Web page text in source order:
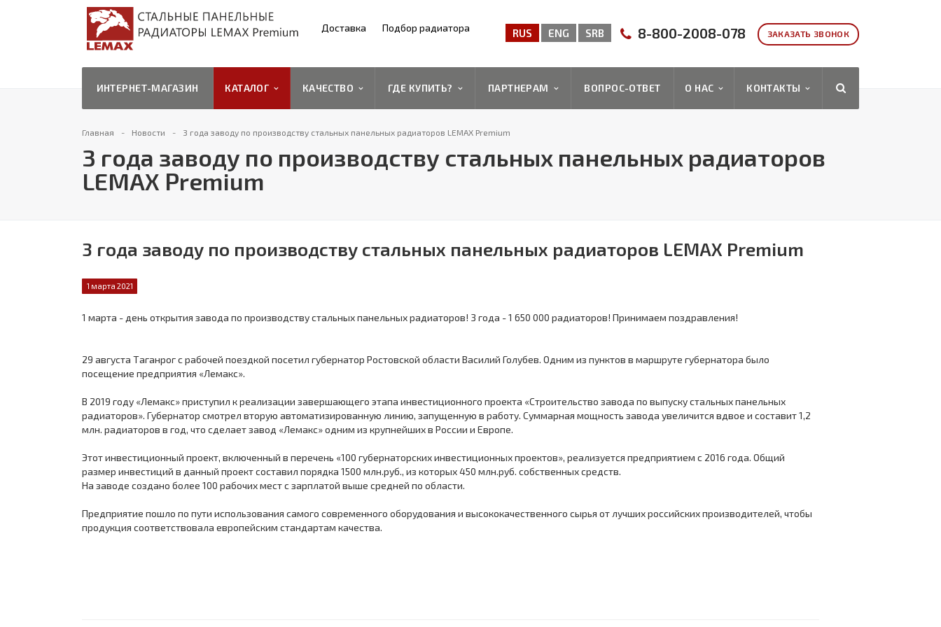
Доставка Подбор радиатора ЗАКАЗАТЬ ЗВОНОК
8-800-2008-078
RUS ENG SRB
ИНТЕРНЕТ-МАГАЗИН КАТАЛОГ КАЧЕСТВО ГДЕ КУПИТЬ? ПАРТНЕРАМ ВОПРОС-ОТВЕТ О НАС КОНТАКТЫ
Главная Новости 3 года заводу по производству стальных панельных радиаторов LEMAX Premium
3 года заводу по производству стальных панельных радиаторов
LEMAX Premium
3 года заводу по производству стальных панельных радиаторов LEMAX Premium
1 марта 2021
1 марта - день открытия завода по производству стальных панельных радиаторов! 3 года - 1 650 000 радиаторов! Принимаем поздравления!
29 августа Таганрог с рабочей поездкой посетил губернатор Ростовской области Василий Голубев. Одним из пунктов в маршруте губернатора было
посещение предприятия «Лемакс».
В 2019 году «Лемакс» приступил к реализации завершающего этапа инвестиционного проекта «Строительство завода по выпуску стальных панельных
радиаторов». Губернатор смотрел вторую автоматизированную линию, запущенную в работу. Суммарная мощность завода увеличится вдвое и составит 1,2
млн. радиаторов в год, что сделает завод «Лемакс» одним из крупнейших в России и Европе.
Этот инвестиционный проект, включенный в перечень «100 губернаторских инвестиционных проектов», реализуется предприятием с 2016 года. Общий
размер инвестиций в данный проект составил порядка 1500 млн.руб., из которых 450 млн.руб. собственных средств.
На заводе создано более 100 рабочих мест с зарплатой выше средней по области.
Предприятие пошло по пути использования самого современного оборудования и высококачественного сырья от лучших российских производителей, чтобы
продукция соответствовала европейским стандартам качества.